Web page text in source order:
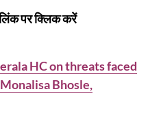
पर क्लिक करें
HC on threats faced
Bhosle,